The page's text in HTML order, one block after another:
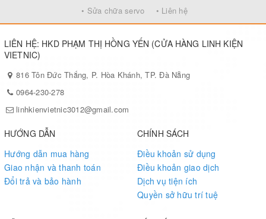
• Sửa chữa servo • Liên hệ
LIÊN HỆ: HKD PHẠM THỊ HỒNG YẾN (CỬA HÀNG LINH KIỆN
VIETNIC)
816 Tôn Đức Thắng, P. Hòa Khánh, TP. Đà Nẵng
0964-230-278
linhkienvietnic3012@gmail.com
HƯỚNG DẪN
Hướng dẫn mua hàng
Giao nhận và thanh toán
Đổi trả và bảo hành
CHÍNH SÁCH
Điều khoản sử dụng
Điều khoản giao dịch
Dịch vụ tiện ích
Quyền sở hữu trí tuệ